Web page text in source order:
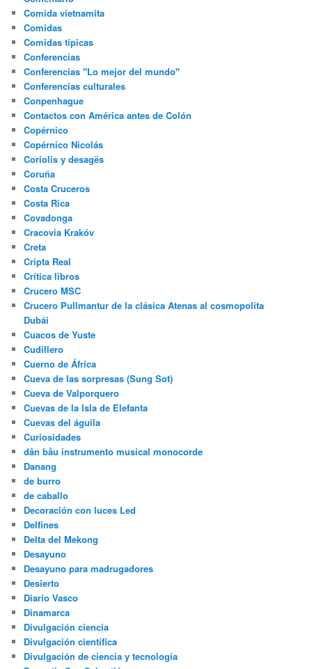
Comida vietnamita
Comidas
Comidas típicas
Conferencias
Conferencias "Lo mejor del mundo"
Conferencias culturales
Conpenhague
Contactos con América antes de Colón
Copérnico
Copérnico Nicolás
Coriolis y desagës
Coruña
Costa Cruceros
Costa Rica
Covadonga
Cracovia Krakóv
Creta
Cripta Real
Crítica libros
Crucero MSC
Crucero Pullmantur de la clásica Atenas al cosmopolita
Dubái
Cuacos de Yuste
Cudillero
Cuerno de África
Cueva de las sorpresas (Sung Sot)
Cueva de Valporquero
Cuevas de la Isla de Elefanta
Cuevas del águila
Curiosidades
dân bầu instrumento musical monocorde
Danang
de burro
de caballo
Decoración con luces Led
Delfines
Delta del Mekong
Desayuno
Desayuno para madrugadores
Desierto
Diario Vasco
Dinamarca
Divulgación ciencia
Divulgación científica
Divulgación de ciencia y tecnología